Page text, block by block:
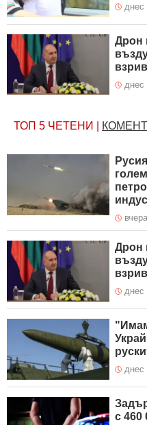
днес
Дрон
днес
ТОП 5 ЧЕТЕНИ
Дрон
днес
днес
с 460